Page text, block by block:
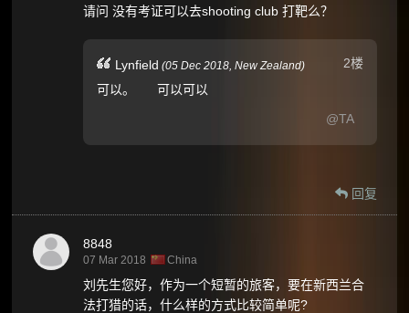
请问 没有考证可以去shooting club 打靶么？
2楼
Lynfield (05 Dec 2018,New Zealand)
可以。 可以可以
@TA
回复
8848
07 Mar 2018 China
刘先生您好，作为一个短暂的旅客，要在新西兰合
法打猎的话，什么样的方式比较简单呢?